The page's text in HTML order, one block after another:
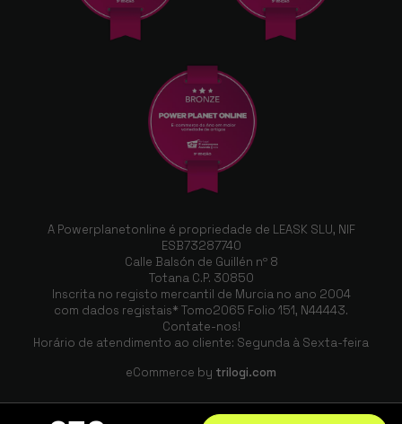
A Powerplanetonline é propriedade de LEASK SLU, NIF
ESB73287740
Calle Balsón de Guillén nº 8
Totana C.P. 30850
Inscrita no registo mercantil de Murcia no ano 2004
com dados registais* Tomo2065 Folio 151, N44443.
Contate-nos!
Horário de atendimento ao cliente: Segunda à Sexta-feira
eCommerce by trilogi.com